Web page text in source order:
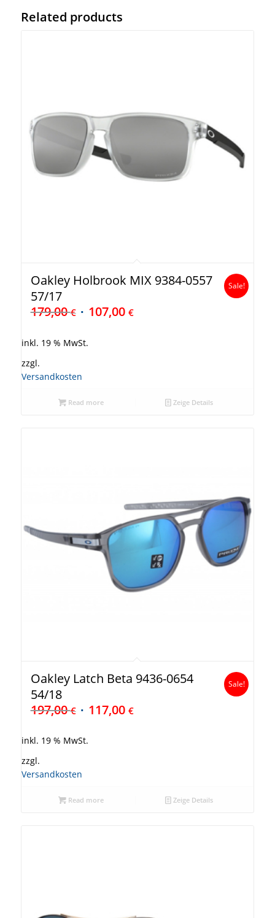
Related products
Oakley Holbrook MIX 9384-0557
57/17
179,00€ 107,00 €
Sale!
inkl. 19 % MwSt.
zzgl.
Versandkosten
Read more Zeige Details
Oakley Latch Beta 9436-0654
54/18
197,00€ 117,00 €
Sale!
inkl. 19 % MwSt.
zzgl.
Versandkosten
Read more Zeige Details